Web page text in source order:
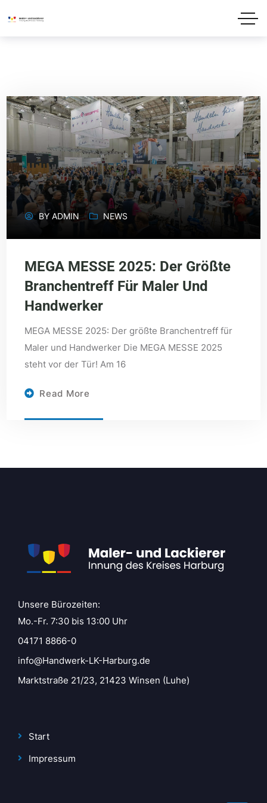
BYADMIN NEWS
MEGA MESSE 2025: Der Größte
Branchentreff Für Maler Und
Handwerker
MEGA MESSE 2025: Der größte Branchentreff für
Maler und Handwerker Die MEGA MESSE 2025
steht vor der Tür! Am 16
Read More
Unsere Bürozeiten:
Mo.-Fr. 7:30 bis 13:00 Uhr
04171 8866-0
info@Handwerk-LK-Harburg.de
Marktstraße 21/23, 21423 Winsen (Luhe)
Start
Impressum